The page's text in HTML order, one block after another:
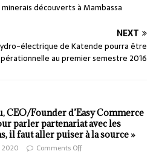
découverts à Mambassa
NEXT
électrique de Katende pourra être
au premier semestre 2016
CEO/Founder d’Easy Commerce
parler partenariat avec les
il faut aller puiser à la source »
2020 Comments Off